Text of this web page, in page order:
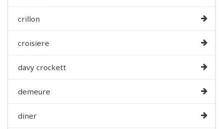
crillon
croisiere
davy crockett
demeure
diner